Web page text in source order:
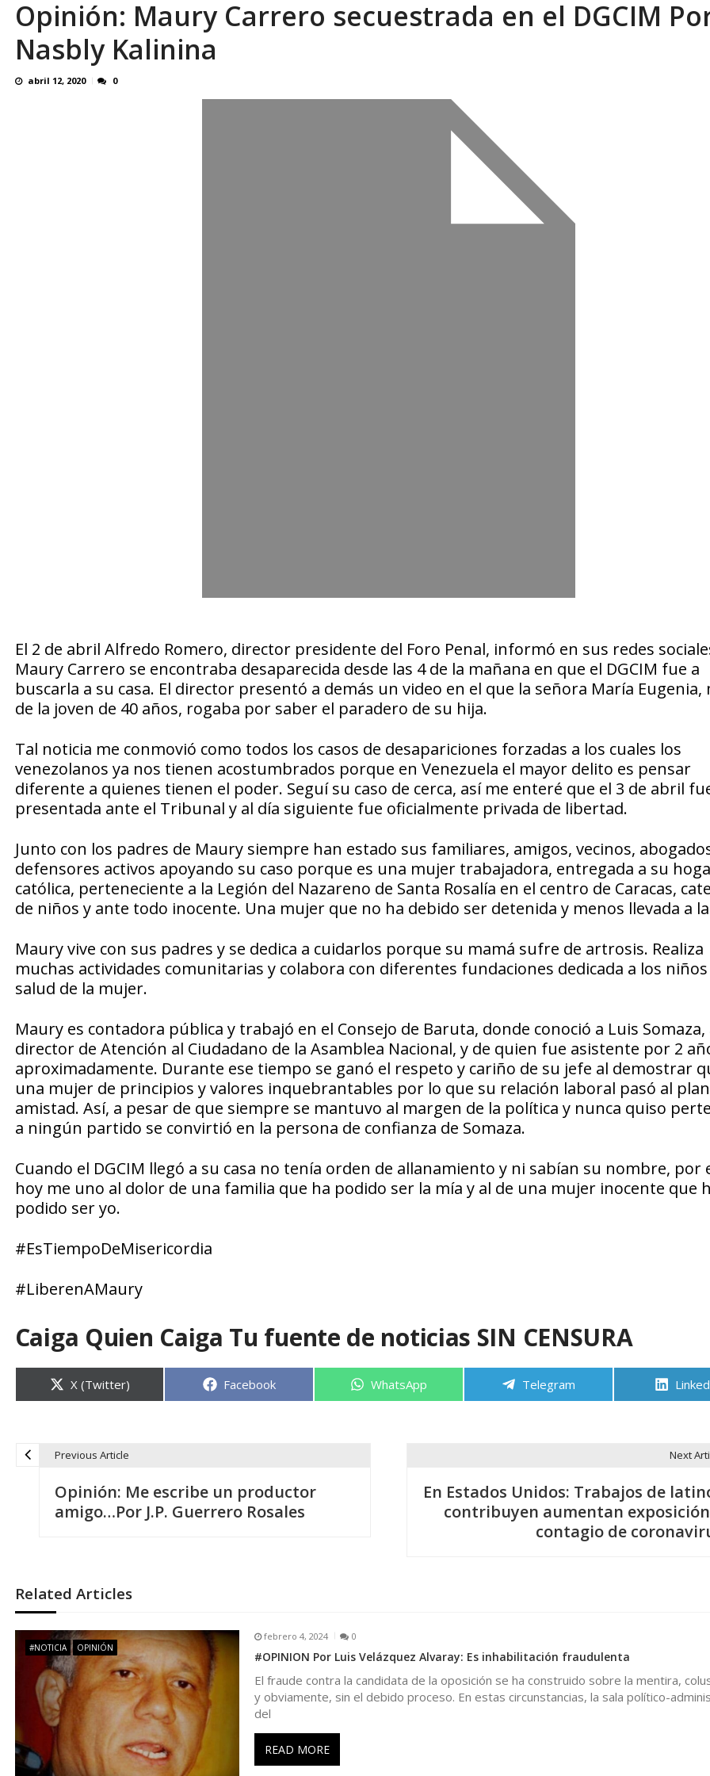
Opinión: Maury Carrero secuestrada en el DGCIM
Nasbly Kalinina
abril 12, 2020 0
El 2 de abril Alfredo Romero, director presidente del Foro Penal, informó en sus redes
Maury Carrero se encontraba desaparecida desde las 4 de la mañana en que el DGCIM fue a
buscarla a su casa. El director presentó a demás un video en el que la señora María Eugenia,
de la joven de 40 años, rogaba por saber el paradero de su hija.
Tal noticia me conmovió como todos los casos de desapariciones forzadas a los cuales los
venezolanos ya nos tienen acostumbrados porque en Venezuela el mayor delito es pensar
diferente a quienes tienen el poder. Seguí su caso de cerca, así me enteré que el 3 de abril
presentada ante el Tribunal y al día siguiente fue oficialmente privada de libertad.
Junto con los padres de Maury siempre han estado sus familiares, amigos, vecinos,
defensores activos apoyando su caso porque es una mujer trabajadora, entregada a su
católica, perteneciente a la Legión del Nazareno de Santa Rosalía en el centro de Caracas,
de niños y ante todo inocente. Una mujer que no ha debido ser detenida y menos llevada a
Maury vive con sus padres y se dedica a cuidarlos porque su mamá sufre de artrosis. Realiza
muchas actividades comunitarias y colabora con diferentes fundaciones dedicada a los niños
salud de la mujer.
Maury es contadora pública y trabajó en el Consejo de Baruta, donde conoció a Luis Somaza,
director de Atención al Ciudadano de la Asamblea Nacional, y de quien fue asistente por 2
aproximadamente. Durante ese tiempo se ganó el respeto y cariño de su jefe al demostrar
una mujer de principios y valores inquebrantables por lo que su relación laboral pasó al
amistad. Así, a pesar de que siempre se mantuvo al margen de la política y nunca quiso
a ningún partido se convirtió en la persona de confianza de Somaza.
Cuando el DGCIM llegó a su casa no tenía orden de allanamiento y ni sabían su nombre, por
hoy me uno al dolor de una familia que ha podido ser la mía y al de una mujer inocente que
podido ser yo.
#EsTiempoDeMisericordia
#LiberenAMaury
Caiga Quien Caiga Tu fuente de noticias SIN CENSURA
Compartir
en
X (Twitter) Compartir
Facebook Compartir
WhatsApp Compartir
Telegram
e
g
i
Previous Article
Opinión: Me escribe un productor
amigo…Por J.P. Guerrero Rosales
Next
En Estados Unidos: Trabajos de
contribuyen aumentan
contagio de
Related Articles
#NOTICIA OPINIÓN
febrero 4, 2024 0
#OPINION Por Luis Velázquez Alvaray: Es inhabilitación fraudulenta
El fraude contra la candidata de la oposición se ha construido sobre la mentira,
y obviamente, sin el debido proceso. En estas circunstancias, la sala político-
del
READ MORE